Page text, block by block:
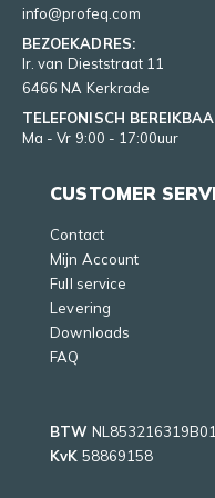
info@profeq.com
BEZOEKADRES:
Ir. van Dieststraat 11
6466 NA Kerkrade
TELEFONISCH
Ma - Vr 9:00 - 17:00uur
CUSTOMER
Contact
Mijn Account
Full service
Levering
Downloads
FAQ
BTW NL853216319B01
KvK 58869158